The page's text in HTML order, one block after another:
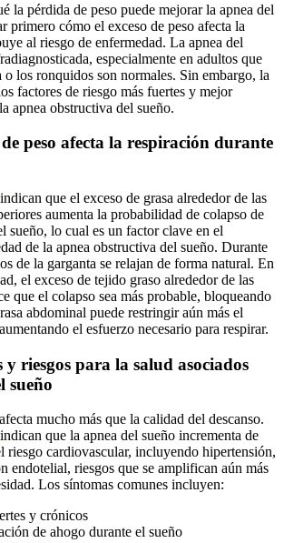
la pérdida de peso puede mejorar la apnea del
primero cómo el exceso de peso afecta la
al riesgo de enfermedad. La apnea del
especialmente en adultos que
o los ronquidos son normales. Sin embargo, la
factores de riesgo más fuertes y mejor
apnea obstructiva del sueño.
de peso afecta la respiración durante
indican que el exceso de grasa alrededor de las
aumenta la probabilidad de colapso de
sueño, lo cual es un factor clave en el
de la apnea obstructiva del sueño. Durante
de la garganta se relajan de forma natural. En
el exceso de tejido graso alrededor de las
que el colapso sea más probable, bloqueando
abdominal puede restringir aún más el
el esfuerzo necesario para respirar.
y riesgos para la salud asociados
sueño
mucho más que la calidad del descanso.
indican que la apnea del sueño incrementa de
riesgo cardiovascular, incluyendo hipertensión,
endotelial, riesgos que se amplifican aún más
Los síntomas comunes incluyen:
y crónicos
de ahogo durante el sueño